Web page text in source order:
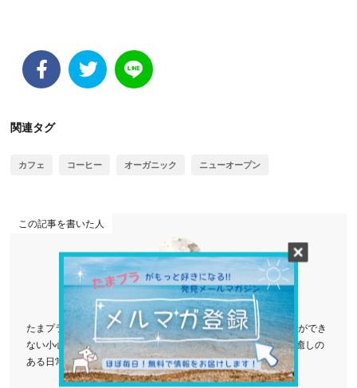
関連タグ
カフェ コーヒー オーガニック ニューオープン
この記事を書いた人
りえ
たまプラーザ在住4年目。 のんびりが大好き。 1人でcafeや外食ができ
ない小心者で、いつも子供を道連れにしている。 小さな幸せ、癒しの
ある日常を探究中♪